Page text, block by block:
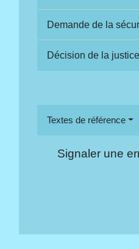
Demande de la
Décision de la justice
Textes de référence
Signaler une